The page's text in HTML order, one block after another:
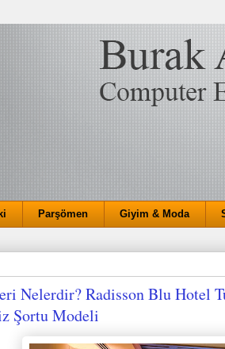
Parşömen Giyim & Moda
Nelerdir? Radisson Blu Hotel
Şortu Modeli